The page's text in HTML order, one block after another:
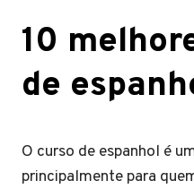
10
de
O curso de espanhol é
principalmente para